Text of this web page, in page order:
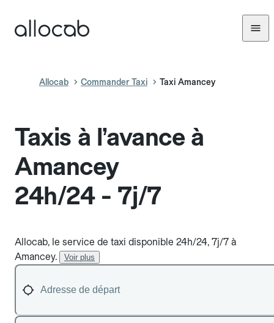
Allocab Commander Taxi Taxi Amancey
Taxis à l’avance à
Amancey
24h/24 - 7j/7
Allocab, le service de taxi disponible 24h/24, 7j/7 à
Amancey.
Voir plus